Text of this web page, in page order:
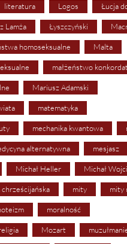
literatura Logos Łucja
Lamża Łyszczyński
homoseksualne Malta
małżeństwo
Mariusz Adamski
matematyka
mechanika kwantowa
alternatywna mesjasz
Michał Heller Michał
mity mity
moralność
Mozart